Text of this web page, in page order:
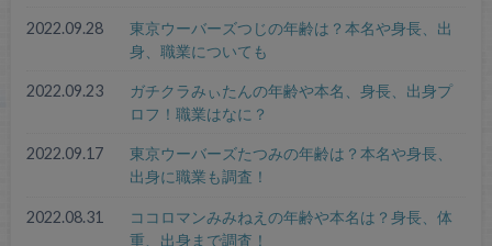
2022.09.28
東京ウーバーズつじの年齢は？本名や身長、出
身、職業についても
2022.09.23
ガチクラみぃたんの年齢や本名、身長、出身プ
ロフ！職業はなに？
2022.09.17
東京ウーバーズたつみの年齢は？本名や身長、
出身に職業も調査！
2022.08.31
ココロマンみみねえの年齢や本名は？身長、体
重、出身まで調査！